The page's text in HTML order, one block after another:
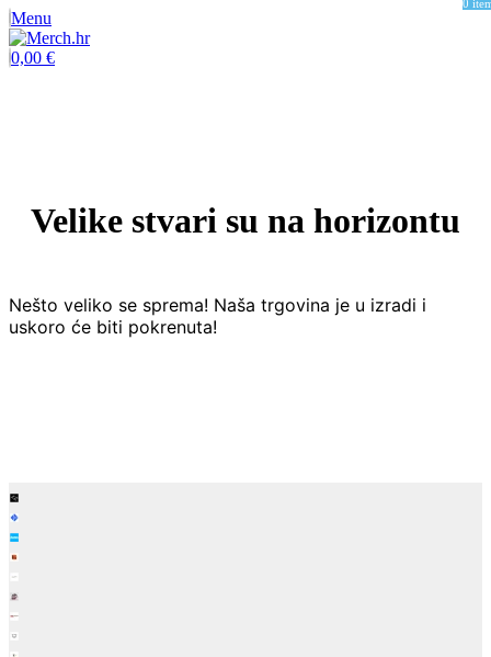
Menu
0
0,00 €
Velike stvari su na horizontu
Nešto veliko se sprema! Naša trgovina je u izradi i
uskoro će biti pokrenuta!